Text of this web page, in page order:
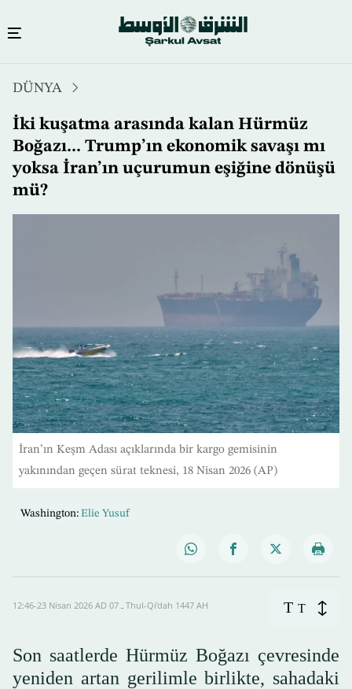
içeriğe
atla
DÜNYA
İki kuşatma arasında kalan Hürmüz
Boğazı... Trump’ın ekonomik savaşı mı
yoksa İran’ın uçurumun eşiğine dönüşü
mü?
İran’ın Keşm Adası açıklarında bir kargo gemisinin
yakınından geçen sürat teknesi, 18 Nisan 2026 (AP)
Washington: Elie Yusuf
12:46-23 Nisan 2026 AD ـ 07 Thul-Qi’dah 1447 AH T T
Son saatlerde Hürmüz Boğazı çevresinde
yeniden artan gerilimle birlikte, sahadaki